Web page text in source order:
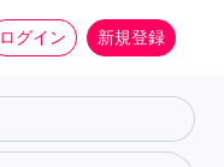
ログイン 新規登録